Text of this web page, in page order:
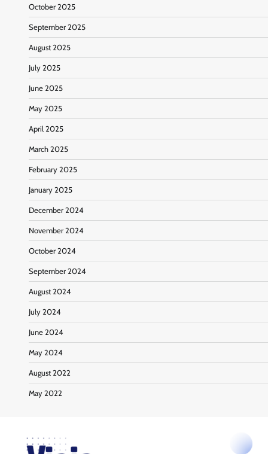
October 2025
September 2025
August 2025
July 2025
June 2025
May 2025
April 2025
March 2025
February 2025
January 2025
December 2024
November 2024
October 2024
September 2024
August 2024
July 2024
June 2024
May 2024
August 2022
May 2022